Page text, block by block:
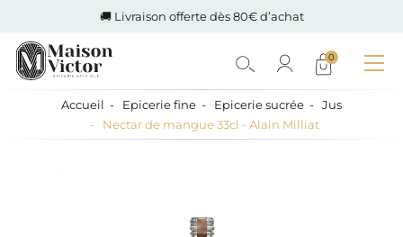
🚚 Livraison offerte dès 80€ d’achat
0
Accueil Epicerie fine Epicerie sucrée
Jus
Nectar de mangue 33cl - Alain Milliat